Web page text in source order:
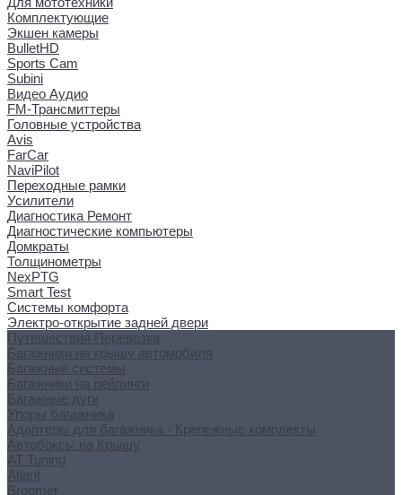
Комплектующие
Экшен камеры
BulletHD
Sports Cam
Subini
Видео Аудио
FM-Трансмиттеры
Головные устройства
Avis
FarCar
NaviPilot
Переходные рамки
Усилители
Диагностика Ремонт
Диагностические компьютеры
Домкраты
Толщинометры
NexPTG
Smart Test
Системы комфорта
Электро-открытие задней двери
Путешествия Перевозка
Багажники на крышу автомобиля
Багажные системы
Багажники на рейлинги
Багажные дуги
Упоры багажника
Адаптеры для багажника - Крепежные комплекты
Автобоксы на Крышу
AT Tuning
Atlant
Broomer